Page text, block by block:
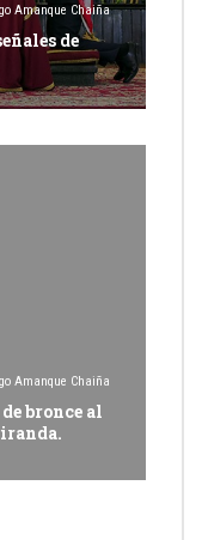
Amanque Chaiña
de
Amanque Chaiña
bronce al